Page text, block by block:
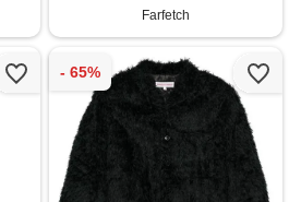
Farfetch